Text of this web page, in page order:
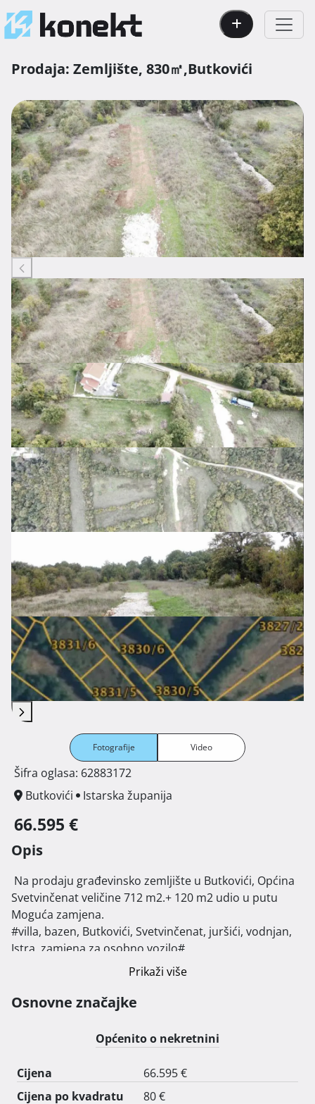
Prodaja: Zemljište, 830㎡,Butkovići
Fotografije Video
Šifra oglasa: 62883172
Butkovići
Istarska županija
66.595 €
Opis
Svetvinčenat veličine 712 m2.+ 120 m2 udio u putu
Moguća zamjena.
#villa, bazen, Butkovići, Svetvinčenat, juršići, vodnjan,
Istra, zamjena za osobno vozilo#
Prikaži više
Osnovne značajke
Općenito o nekretnini
Cijena
66.595 €
Cijena po kvadratu
80 €